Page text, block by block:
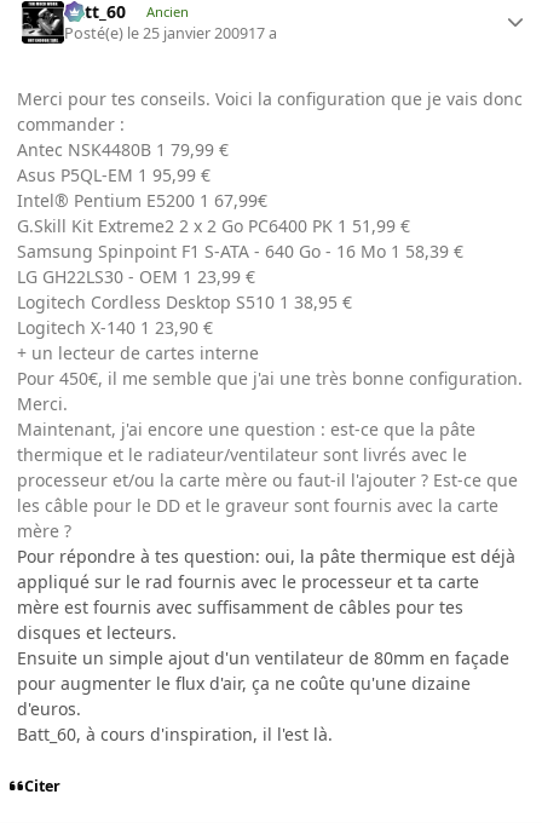
Batt_60 Ancien
Posté(e) le 25 janvier 200917 a
Merci pour tes conseils. Voici la configuration que je vais donc
commander :
Antec NSK4480B 1 79,99 €
Asus P5QL-EM 1 95,99 €
Intel® Pentium E5200 1 67,99€
G.Skill Kit Extreme2 2 x 2 Go PC6400 PK 1 51,99 €
Samsung Spinpoint F1 S-ATA - 640 Go - 16 Mo 1 58,39 €
LG GH22LS30 - OEM 1 23,99 €
Logitech Cordless Desktop S510 1 38,95 €
Logitech X-140 1 23,90 €
+ un lecteur de cartes interne
Pour 450€, il me semble que j'ai une très bonne configuration.
Merci.
Maintenant, j'ai encore une question : est-ce que la pâte
thermique et le radiateur/ventilateur sont livrés avec le
processeur et/ou la carte mère ou faut-il l'ajouter ? Est-ce que
les câble pour le DD et le graveur sont fournis avec la carte
mère ?
Pour répondre à tes question: oui, la pâte thermique est déjà
appliqué sur le rad fournis avec le processeur et ta carte
mère est fournis avec suffisamment de câbles pour tes
disques et lecteurs.
Ensuite un simple ajout d'un ventilateur de 80mm en façade
pour augmenter le flux d'air, ça ne coûte qu'une dizaine
d'euros.
Batt_60, à cours d'inspiration, il l'est là.
Citer